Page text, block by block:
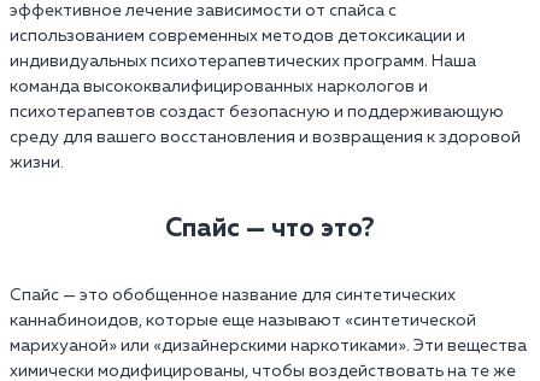
эффективное лечение зависимости от спайса с
использованием современных методов детоксикации и
индивидуальных психотерапевтических программ. Наша
команда высококвалифицированных наркологов и
психотерапевтов создаст безопасную и поддерживающую
среду для вашего восстановления и возвращения к здоровой
жизни.
Спайс — что это?
Спайс — это обобщенное название для синтетических
каннабиноидов, которые еще называют «синтетической
марихуаной» или «дизайнерскими наркотиками». Эти вещества
химически модифицированы, чтобы воздействовать на те же